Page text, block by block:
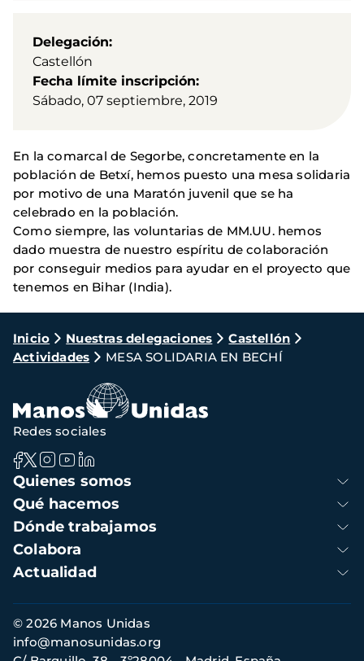
Delegación
Castellón
Fecha límite inscripción
Sábado, 07 septiembre, 2019
En la comarcal de Segorbe, concretamente en la
población de Betxí, hemos puesto una mesa solidaria
por motivo de una Maratón juvenil que se ha
celebrado en la población.
Como siempre, las voluntarias de MM.UU. hemos
dado muestra de nuestro espíritu de colaboración
por conseguir medios para ayudar en el proyecto que
tenemos en Bihar (India).
Ruta
de
navegación
Inicio Nuestras delegaciones
Castellón
Actividades
MESA SOLIDARIA EN BECHÍ
Navegación
principal
Quienes somos
Qué hacemos
Dónde trabajamos
Colabora
Actualidad
Redes sociales
Información
de
contacto
© 2026 Manos Unidas
info@manosunidas.org